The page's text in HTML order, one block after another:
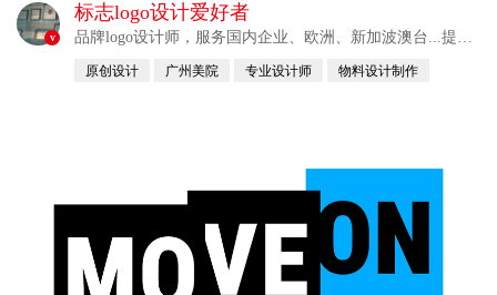
v
标志logo设计爱好者
品牌logo设计师，服务国内企业、欧洲、新加波澳台...提供
原创设计 广州美院 专业设计师 物料设计制作